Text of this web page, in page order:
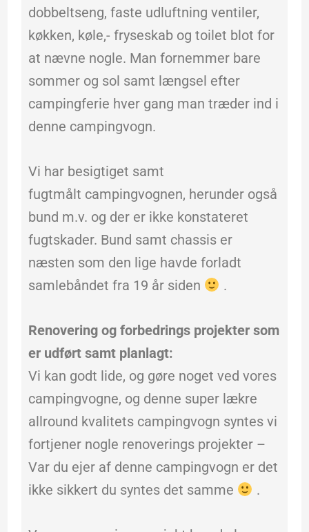
dobbeltseng, faste udluftning ventiler,
køkken, køle,- fryseskab og toilet blot for
at nævne nogle. Man fornemmer bare
sommer og sol samt længsel efter
campingferie hver gang man træder ind i
denne campingvogn.
Vi har besigtiget samt
fugtmålt campingvognen, herunder også
bund m.v. og der er ikke konstateret
fugtskader. Bund samt chassis er
næsten som den lige havde forladt
samlebåndet fra 19 år siden
.
Renovering og forbedrings projekter som
er udført samt planlagt:
Vi kan godt lide, og gøre noget ved vores
campingvogne, og denne super lækre
allround kvalitets campingvogn syntes vi
fortjener nogle renoverings projekter –
Var du ejer af denne campingvogn er det
ikke sikkert du syntes det samme
.